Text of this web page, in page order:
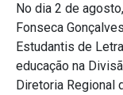
No dia 2 de
Fonseca
Estudantis de
educação na
Diretoria Regional